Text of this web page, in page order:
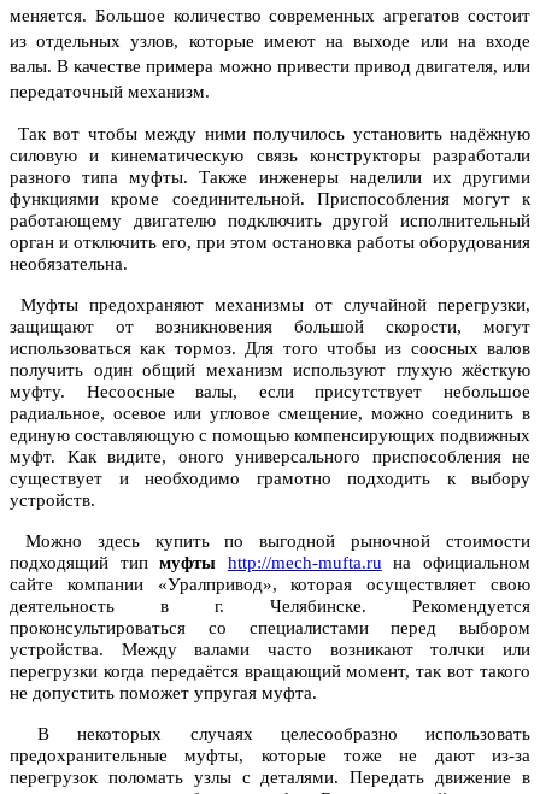
меняется. Большое количество современных агрегатов состоит
из отдельных узлов, которые имеют на выходе или на входе
валы. В качестве примера можно привести привод двигателя, или
передаточный механизм.
Так вот чтобы между ними получилось установить надёжную
силовую и кинематическую связь конструкторы разработали
разного типа муфты. Также инженеры наделили их другими
функциями кроме соединительной. Приспособления могут к
работающему двигателю подключить другой исполнительный
орган и отключить его, при этом остановка работы оборудования
необязательна.
Муфты предохраняют механизмы от случайной перегрузки,
защищают от возникновения большой скорости, могут
использоваться как тормоз. Для того чтобы из соосных валов
получить один общий механизм используют глухую жёсткую
муфту. Несоосные валы, если присутствует небольшое
радиальное, осевое или угловое смещение, можно соединить в
единую составляющую с помощью компенсирующих подвижных
муфт. Как видите, оного универсального приспособления не
существует и необходимо грамотно подходить к выбору
устройств.
Можно здесь купить по выгодной рыночной стоимости
подходящий типмуфты http://mech-mufta.ru на официальном
сайте компании «Уралпривод», которая осуществляет свою
деятельность в г. Челябинске. Рекомендуется
проконсультироваться со специалистами перед выбором
устройства. Между валами часто возникают толчки или
перегрузки когда передаётся вращающий момент, так вот такого
не допустить поможет упругая муфта.
В некоторых случаях целесообразно использовать
предохранительные муфты, которые тоже не дают из-за
перегрузок поломать узлы с деталями. Передать движение в